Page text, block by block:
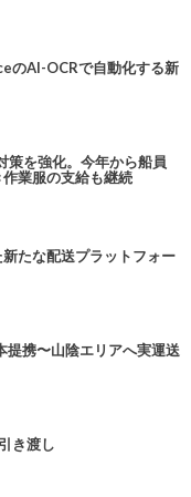
のAI-OCRで自動化する新
策を強化。今年から船員
業服の支給も継続
たな配送プラットフォー
携〜山陰エリアへ実運送
き渡し